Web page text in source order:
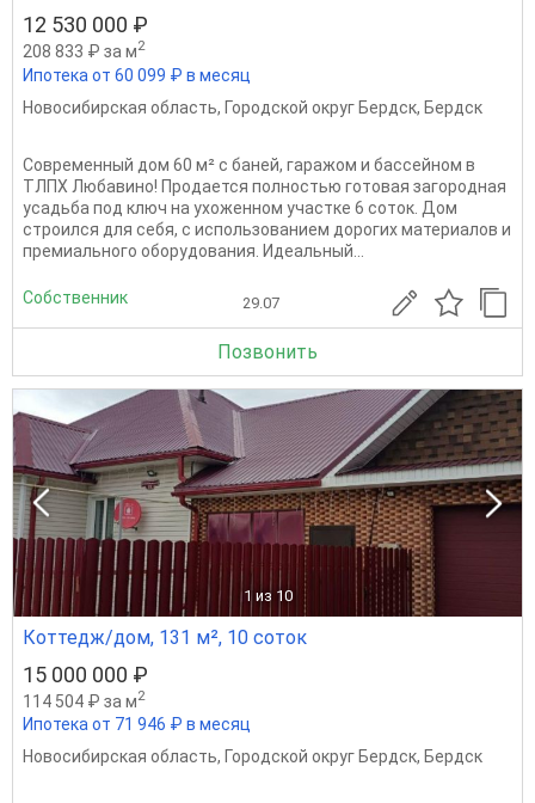
12 530 000 ₽
208 833 ₽ за м2
Ипотека от 60 099 ₽ в месяц
Новосибирская область, Городской округ Бердск, Бердск
Современный дом 60 м² с баней, гаражом и бассейном в
ТЛПХ Любавино! Продается полностью готовая загородная
усадьба под ключ на ухоженном участке 6 соток. Дом
строился для себя, с использованием дорогих материалов и
премиального оборудования. Идеальный...
Собственник 29.07
Позвонить
1 из 10
Коттедж/дом, 131 м², 10 соток
15 000 000 ₽
114 504 ₽ за м2
Ипотека от 71 946 ₽ в месяц
Новосибирская область, Городской округ Бердск, Бердск